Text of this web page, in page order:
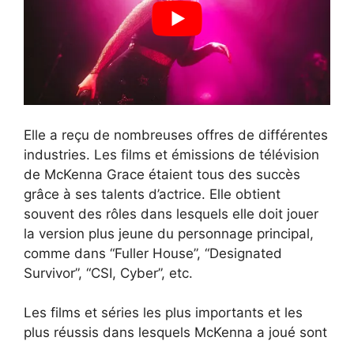
Elle a reçu de nombreuses offres de différentes
industries. Les films et émissions de télévision
de McKenna Grace étaient tous des succès
grâce à ses talents d’actrice. Elle obtient
souvent des rôles dans lesquels elle doit jouer
la version plus jeune du personnage principal,
comme dans “Fuller House”, “Designated
Survivor”, “CSI, Cyber”, etc.
Les films et séries les plus importants et les
plus réussis dans lesquels McKenna a joué sont